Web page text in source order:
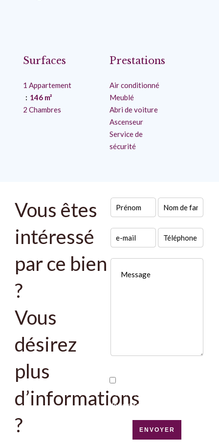
Surfaces
1 Appartement
146 m²
2 Chambres
Prestations
Air conditionné
Meublé
Abri de voiture
Ascenseur
Service de
sécurité
Vous êtes
intéressé
par ce bien
?
Vous
désirez
plus
d’informations
?
de ce site
ENVOYER